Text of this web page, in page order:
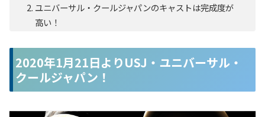
ユニバーサル・クールジャパンのキャストは完成度が
高い！
2020年1月21日よりUSJ・ユニバーサル・
クールジャパン！